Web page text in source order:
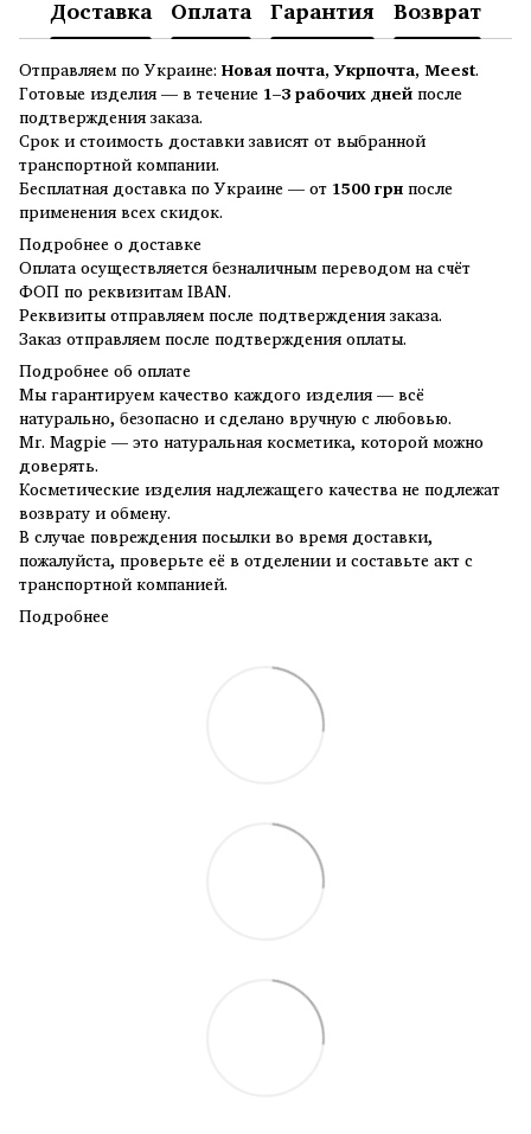
Доставка Оплата Гарантия Возврат
Отправляем по Украине: Новая почта, Укрпочта, Meest.
Готовые изделия — в течение 1–3 рабочих днейпосле
подтверждения заказа.
Срок и стоимость доставки зависят от выбранной
транспортной компании.
Бесплатная доставка по Украине — от 1500 грнпосле
применения всех скидок.
Подробнее о доставке
Оплата осуществляется безналичным переводом на счёт
ФОП по реквизитам IBAN.
Реквизиты отправляем после подтверждения заказа.
Заказ отправляем после подтверждения оплаты.
Подробнее об оплате
Мы гарантируем качество каждого изделия — всё
натурально, безопасно и сделано вручную с любовью.
Mr. Magpie — это натуральная косметика, которой можно
доверять.
Косметические изделия надлежащего качества не подлежат
возврату и обмену.
В случае повреждения посылки во время доставки,
пожалуйста, проверьте её в отделении и составьте акт с
транспортной компанией.
Подробнее